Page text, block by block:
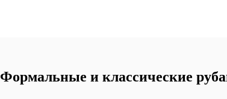
Формальные и классические